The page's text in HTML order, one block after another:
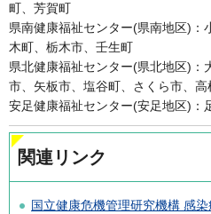
町、芳賀町
県南健康福祉センター(県南地区)：
木町、栃木市、壬生町
県北健康福祉センター(県北地区)：
市、矢板市、塩谷町、さくら市、
安足健康福祉センター(安足地区)：
関連リンク
国立健康危機管理研究機構 感